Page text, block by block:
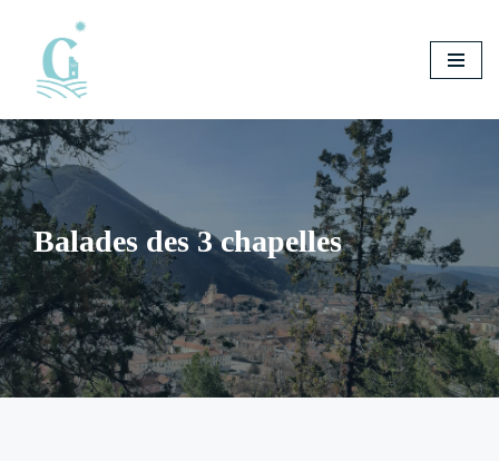
Aller
contenu
Balades des 3 chapelles